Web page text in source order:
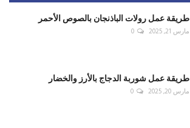
طريقة عمل رولات الباذنجان بالصوص الأحمر
مارس 21, 2025 0
طريقة عمل شوربة الدجاج بالأرز والخضار
مارس 20, 2025 0